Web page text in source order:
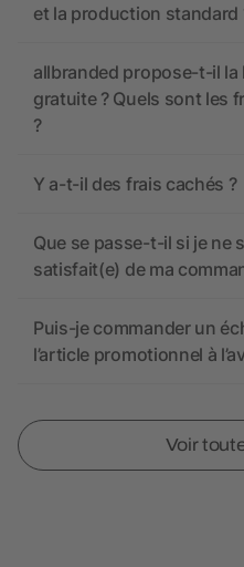
et la production standard
allbranded propose-t-il la
gratuite ? Quels sont les
?
Y a-t-il des frais cachés ?
Que se passe-t-il si je ne
satisfait(e) de ma
Puis-je commander un
l’article promotionnel à
Voir